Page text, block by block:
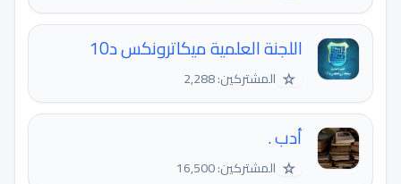
اللجنة العلمية ميكاترونكس د10
☆ المشتركين: 2,288
أدب .
☆ المشتركين: 16,500